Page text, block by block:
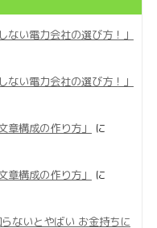
ない電力会社の選び方！」
ない電力会社の選び方！」
章構成の作り方」
に
章構成の作り方」
に
ないとやばい お金持ちに